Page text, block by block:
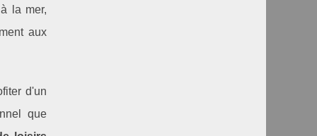
la mer,
aux
d'un
que